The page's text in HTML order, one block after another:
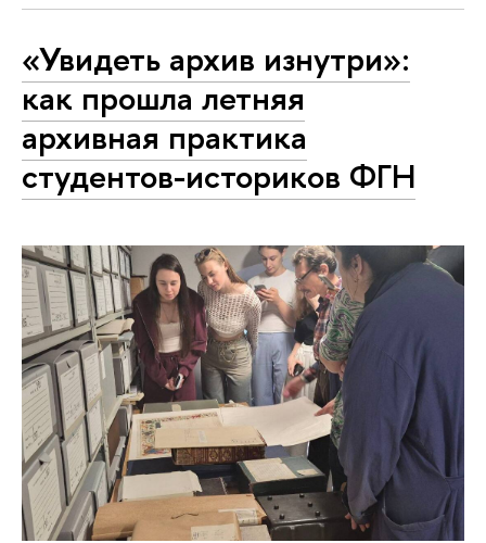
«Увидеть архив изнутри»:
как прошла летняя
архивная практика
студентов-историков ФГН